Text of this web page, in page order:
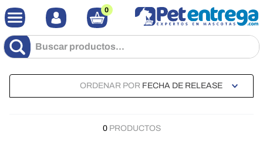
0
Buscar productos...
ORDENAR POR FECHA DE RELEASE
0 PRODUCTOS